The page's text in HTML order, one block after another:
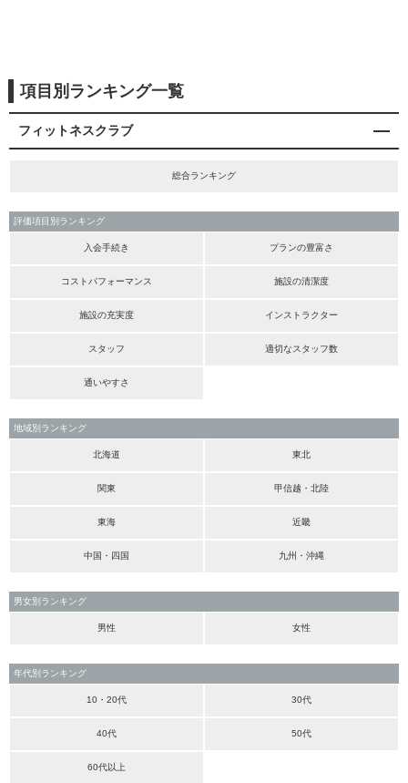
項目別ランキング一覧
フィットネスクラブ
総合ランキング
評価項目別ランキング
入会手続き プランの豊富さ
コストパフォーマンス 施設の清潔度
施設の充実度 インストラクター
スタッフ 適切なスタッフ数
通いやすさ
地域別ランキング
北海道 東北
関東 甲信越・北陸
東海 近畿
中国・四国 九州・沖縄
男女別ランキング
男性 女性
年代別ランキング
10・20代 30代
40代 50代
60代以上